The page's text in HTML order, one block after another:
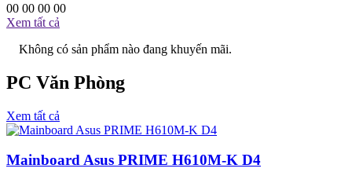
00 00 00 00
Xem tất cả
Không có sản phẩm nào đang khuyến mãi.
PC Văn Phòng
Xem tất cả
Mainboard Asus PRIME H610M-K D4